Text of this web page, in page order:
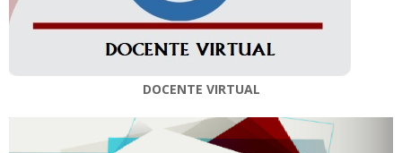
DOCENTE VIRTUAL